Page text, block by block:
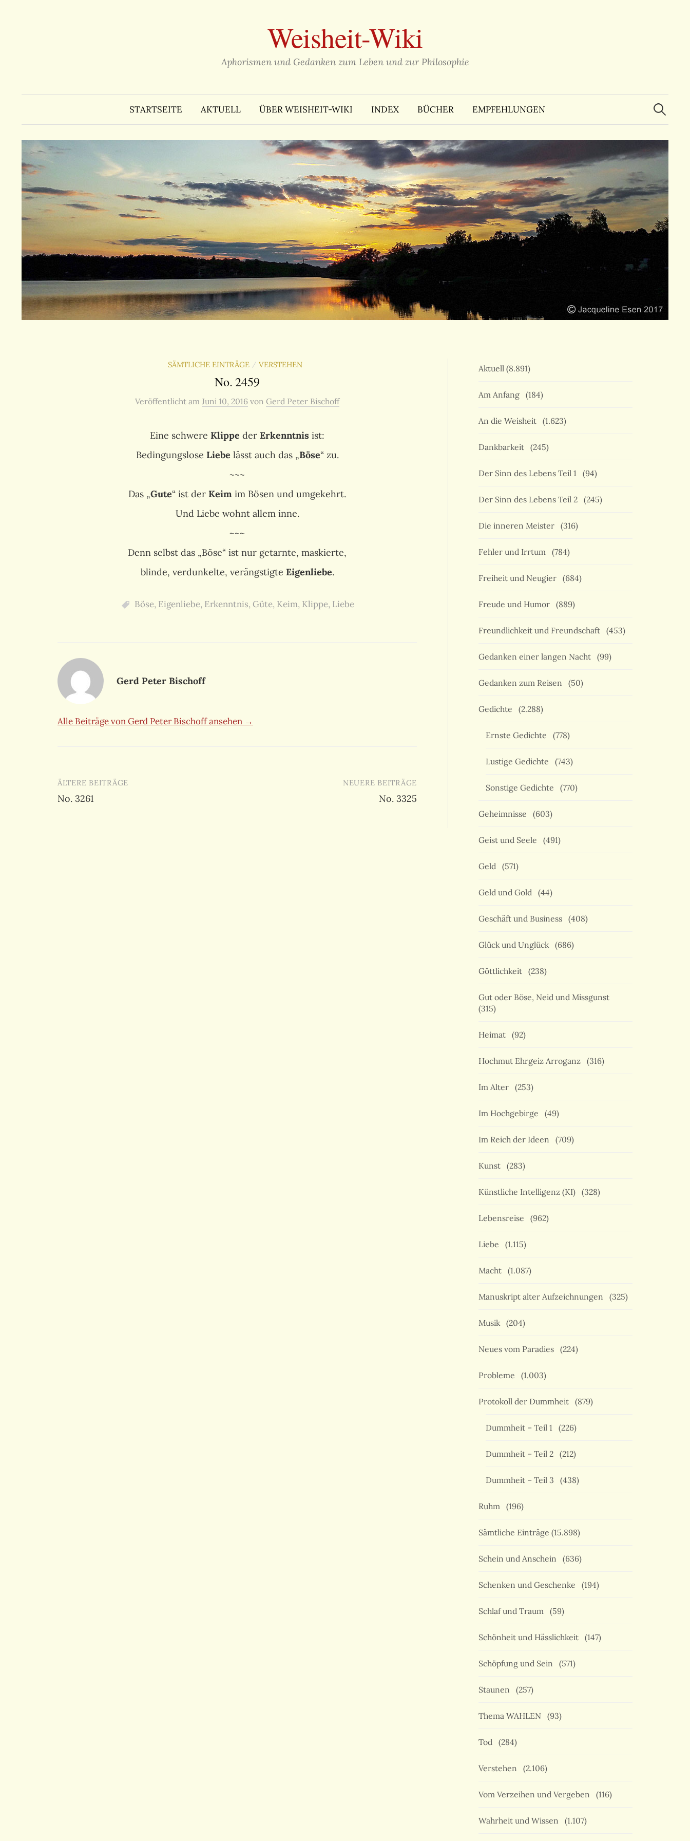
Weisheit-Wiki
Aphorismen und Gedanken zum Leben und zur Philosophie
STARTSEITE AKTUELL ÜBER WEISHEIT-WIKI INDEX BÜCHER EMPFEHLUNGEN
Suchen
nach:
SÄMTLICHE EINTRÄGE / VERSTEHEN
No. 2459
Veröffentlicht am Juni 10, 2016 von Gerd Peter Bischoff
Eine schwere Klippe der Erkenntnis ist:
Bedingungslose Liebe lässt auch das „Böse“ zu.
~~~
Das „Gute“ ist der Keim im Bösen und umgekehrt.
Und Liebe wohnt allem inne.
~~~
Denn selbst das „Böse“ ist nur getarnte, maskierte,
blinde, verdunkelte, verängstigte Eigenliebe.
Böse, Eigenliebe, Erkenntnis, Güte, Keim, Klippe, Liebe
Gerd Peter Bischoff
Alle Beiträge von Gerd Peter Bischoff ansehen →
Beitragsnavigation
ÄLTERE BEITRÄGE
No. 3261
NEUERE BEITRÄGE
No. 3325
Aktuell (8.891)
Am Anfang (184)
An die Weisheit (1.623)
Dankbarkeit (245)
Der Sinn des Lebens Teil 1 (94)
Der Sinn des Lebens Teil 2 (245)
Die inneren Meister (316)
Fehler und Irrtum (784)
Freiheit und Neugier (684)
Freude und Humor (889)
Freundlichkeit und Freundschaft (453)
Gedanken einer langen Nacht (99)
Gedanken zum Reisen (50)
Gedichte (2.288)
Ernste Gedichte (778)
Lustige Gedichte (743)
Sonstige Gedichte (770)
Geheimnisse (603)
Geist und Seele (491)
Geld (571)
Geld und Gold (44)
Geschäft und Business (408)
Glück und Unglück (686)
Göttlichkeit (238)
Gut oder Böse, Neid und Missgunst
(315)
Heimat (92)
Hochmut Ehrgeiz Arroganz (316)
Im Alter (253)
Im Hochgebirge (49)
Im Reich der Ideen (709)
Kunst (283)
Künstliche Intelligenz (KI) (328)
Lebensreise (962)
Liebe (1.115)
Macht (1.087)
Manuskript alter Aufzeichnungen (325)
Musik (204)
Neues vom Paradies (224)
Probleme (1.003)
Protokoll der Dummheit (879)
Dummheit – Teil 1 (226)
Dummheit – Teil 2 (212)
Dummheit – Teil 3 (438)
Ruhm (196)
Sämtliche Einträge (15.898)
Schein und Anschein (636)
Schenken und Geschenke (194)
Schlaf und Traum (59)
Schönheit und Hässlichkeit (147)
Schöpfung und Sein (571)
Staunen (257)
Thema WAHLEN (93)
Tod (284)
Verstehen (2.106)
Vom Verzeihen und Vergeben (116)
Wahrheit und Wissen (1.107)